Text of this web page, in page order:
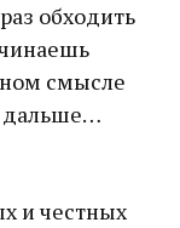
обходить
смысле
дальше…
и честных